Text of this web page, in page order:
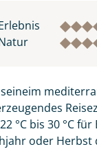
°C bis 30 °C
oder Herbst